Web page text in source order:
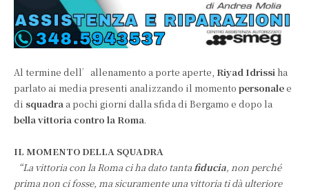
Al termine dell’allenamento a porte aperte, Riyad Idrissi ha
parlato ai media presenti analizzando il momento personalee
di squadra a pochi giorni dalla sfida di Bergamo e dopo la
bella vittoria contro la Roma.
IL MOMENTO DELLA SQUADRA
“La vittoria con la Roma ci ha dato tanta fiducia, non perché
prima non ci fosse, ma sicuramente una vittoria ti dà ulteriore